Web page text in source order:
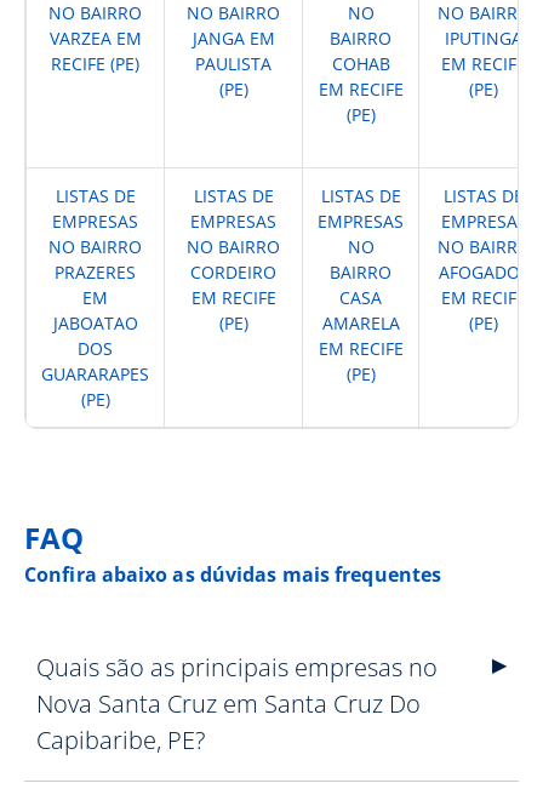
NO BAIRRO
VARZEA EM
RECIFE (PE)
NO BAIRRO
JANGA EM
PAULISTA
(PE)
NO
BAIRRO
COHAB
EM RECIFE
(PE)
NO BAIRRO
IPUTINGA
EM RECIFE
(PE)
LISTAS DE
EMPRESAS
NO BAIRRO
PRAZERES
EM
JABOATAO
DOS
GUARARAPES
(PE)
LISTAS DE
EMPRESAS
NO BAIRRO
CORDEIRO
EM RECIFE
(PE)
LISTAS DE
EMPRESAS
NO
BAIRRO
CASA
AMARELA
EM RECIFE
(PE)
LISTAS DE
EMPRESAS
NO BAIRRO
AFOGADOS
EM RECIFE
(PE)
FAQ
Confira abaixo as dúvidas mais frequentes
Quais são as principais empresas no
Nova Santa Cruz em Santa Cruz Do
Capibaribe, PE?